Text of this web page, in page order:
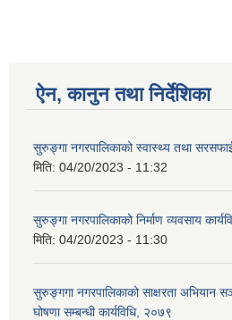
ऐन, कानुन तथा निर्देशिका
सुरुङ्गा नगरपालिकाको स्वास्थ्य तथा
मिति: 04/20/2023 - 11:32
सुरुङ्गा नगरपालिकाको निर्माण व्यवसाय
मिति: 04/20/2023 - 11:30
सुरुङ्गगा नगरपालिकाको साक्षरता अभियान
घोषणा सम्बन्धी कार्यविधि, २०७९